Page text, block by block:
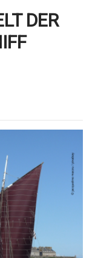
DER